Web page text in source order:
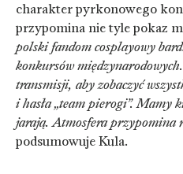
charakter pyrkonowego
przypomina nie tyle pokaz
polski fandom cosplayowy
konkursów
transmisji, aby zobaczyć
i hasła „team pierogi”. Mamy
jarają. Atmosfera przypomina
podsumowuje Kula.